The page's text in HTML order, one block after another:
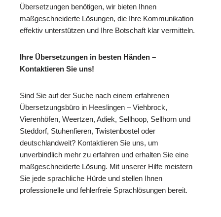
Übersetzungen benötigen, wir bieten Ihnen
maßgeschneiderte Lösungen, die Ihre Kommunikation
effektiv unterstützen und Ihre Botschaft klar vermitteln.
Ihre Übersetzungen in besten Händen –
Kontaktieren Sie uns!
Sind Sie auf der Suche nach einem erfahrenen
Übersetzungsbüro in Heeslingen – Viehbrock,
Vierenhöfen, Weertzen, Adiek, Sellhoop, Sellhorn und
Steddorf, Stuhenfieren, Twistenbostel oder
deutschlandweit? Kontaktieren Sie uns, um
unverbindlich mehr zu erfahren und erhalten Sie eine
maßgeschneiderte Lösung. Mit unserer Hilfe meistern
Sie jede sprachliche Hürde und stellen Ihnen
professionelle und fehlerfreie Sprachlösungen bereit.